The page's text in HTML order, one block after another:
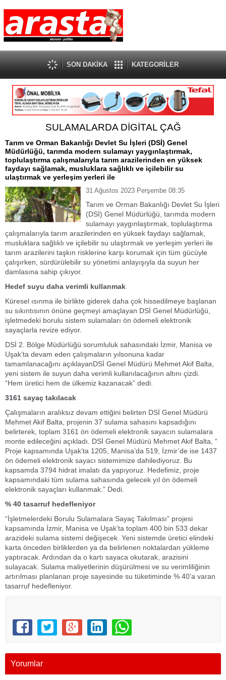
SON DAKİKA KATEGORİLER
SULAMALARDA DİGİTAL ÇAĞ
Tarım ve Orman Bakanlığı Devlet Su İşleri (DSİ) Genel
Müdürlüğü, tarımda modern sulamayı yaygınlaştırmak,
toplulaştırma çalışmalarıyla tarım arazilerinden en yüksek
faydayı sağlamak, musluklara sağlıklı ve içilebilir su
ulaştırmak ve yerleşim yerleri ile
31 Ağustos 2023 Perşembe 08:35
Tarım ve Orman Bakanlığı Devlet Su İşleri
(DSİ) Genel Müdürlüğü, tarımda modern
sulamayı yaygınlaştırmak, toplulaştırma
çalışmalarıyla tarım arazilerinden en yüksek faydayı sağlamak,
musluklara sağlıklı ve içilebilir su ulaştırmak ve yerleşim yerleri ile
tarım arazilerini taşkın risklerine karşı korumak için tüm gücüyle
çalışırken, sürdürülebilir su yönetimi anlayışıyla da suyun her
damlasına sahip çıkıyor.
Hedef suyu daha verimli kullanmak
Küresel ısınma ile birlikte giderek daha çok hissedilmeye başlanan
su sıkıntısının önüne geçmeyi amaçlayan DSİ Genel Müdürlüğü,
işletmedeki borulu sistem sulamaları ön ödemeli elektronik
sayaçlarla revize ediyor.
DSİ 2. Bölge Müdürlüğü sorumluluk sahasındaki İzmir, Manisa ve
Uşak’ta devam eden çalışmaların yılsonuna kadar
tamamlanacağını açıklayanDSİ Genel Müdürü Mehmet Akif Balta,
yeni sistem ile suyun daha verimli kullanılacağının altını çizdi.
“Hem üretici hem de ülkemiz kazanacak” dedi.
3161 sayaç takılacak
Çalışmaların aralıksız devam ettiğini belirten DSİ Genel Müdürü
Mehmet Akif Balta, projenin 37 sulama sahasını kapsadığını
belirterek, toplam 3161 ön ödemeli elektronik sayacın sulamalara
monte edileceğini açıkladı. DSİ Genel Müdürü Mehmet Akif Balta, “
Proje kapsamında Uşak’ta 1205, Manisa’da 519, İzmir’de ise 1437
ön ödemeli elektronik sayacı sistemimize dahilediyoruz. Bu
kapsamda 3794 hidrat imalatı da yapıyoruz. Hedefimiz, proje
kapsamındaki tüm sulama sahasında gelecek yıl ön ödemeli
elektronik sayaçları kullanmak.” Dedi.
% 40 tasarruf hedefleniyor
“İşletmelerdeki Borulu Sulamalara Sayaç Takılması” projesi
kapsamında İzmir, Manisa ve Uşak’ta toplam 400 bin 533 dekar
arazideki sulama sistemi değişecek. Yeni sistemde üretici elindeki
karta önceden birliklerden ya da belirlenen noktalardan yükleme
yaptıracak. Ardından da o kartı sayaca okutarak, arazisini
sulayacak. Sulama maliyetlerinin düşürülmesi ve su verimliliğinin
artırılması planlanan proje sayesinde su tüketiminde % 40’a varan
tasarruf hedefleniyor.
Yorumlar